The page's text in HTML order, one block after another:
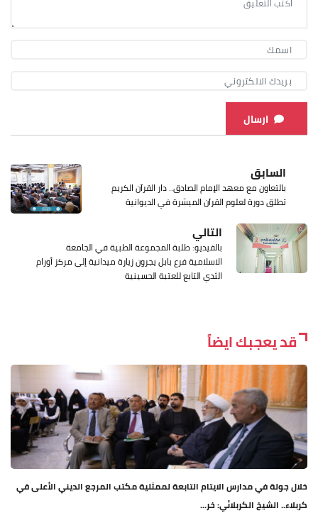
ارسال
السابق
بالتعاون مع معهد الإمام الصادق.. دار القرآن الكريم
تطلق دورة لعلوم القرآن الميسّرة في الديوانية
التالي
بالفيديو: طلبة المجموعة الطبية في الجامعة
الاسلامية فرع بابل يجرون زيارة ميدانية إلى مركز أورام
الثدي التابع للعتبة الحسينية
قد يعجبك ايضاً
خلال جولة في مدارس الايتام التابعة لممثلية مكتب المرجع الديني الأعلى في
كربلاء.. الشيخ الكربلائي: خر...